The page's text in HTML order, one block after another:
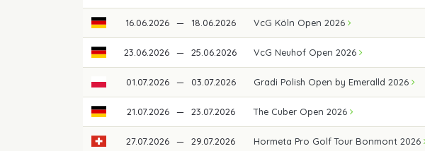
16.06.2026 — 18.06.2026 VcG Köln Open 2026
23.06.2026 — 25.06.2026 VcG Neuhof Open 2026
01.07.2026 — 03.07.2026 Gradi Polish Open by Emeralld 2026
21.07.2026 — 23.07.2026 The Cuber Open 2026
27.07.2026 — 29.07.2026 Hormeta Pro Golf Tour Bonmont 2026